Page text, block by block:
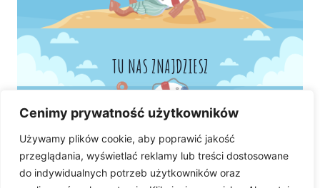
Cenimy prywatność użytkowników
Używamy plików cookie, aby poprawić jakość
przeglądania, wyświetlać reklamy lub treści dostosowane
do indywidualnych potrzeb użytkowników oraz
TU NAS ZNAJDZIESZ